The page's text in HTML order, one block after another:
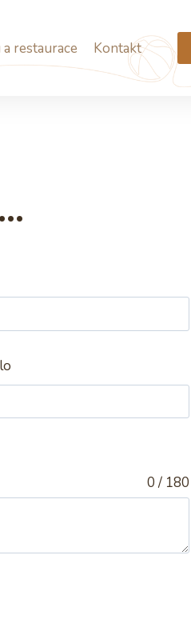
restaurace Kontakt
0 / 180